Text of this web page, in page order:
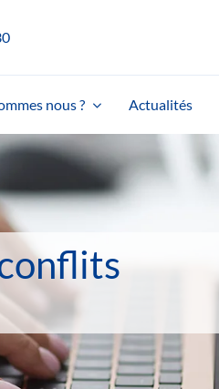
nous ? Actualités